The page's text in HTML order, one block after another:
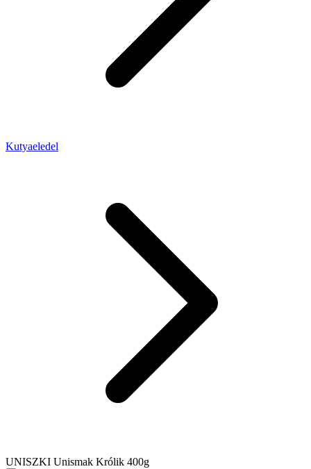
Kutyaeledel
UNISZKI Unismak Królik 400g